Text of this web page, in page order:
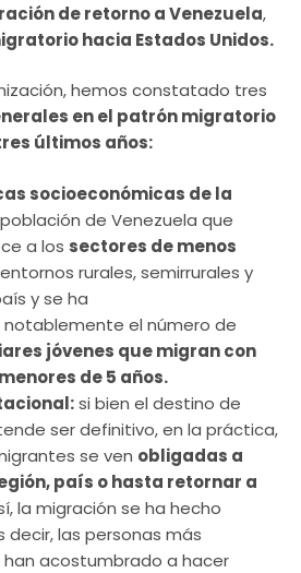
de retorno a Venezuela,
hacia Estados Unidos.
hemos constatado tres
en el patrón migratorio
últimos años:
socioeconómicas de la
de Venezuela que
a los sectores de menos
rurales, semirrurales y
y se ha
el número de
jóvenes que migran con
de 5 años.
si bien el destino de
ser definitivo, en la práctica,
se ven obligadas a
país o hasta retornar a
la migración se ha hecho
decir, las personas más
han acostumbrado a hacer